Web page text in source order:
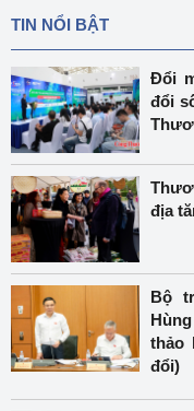
TIN NỔI BẬT
Đổi
đổi
địa
Bộ
thảo
đổi)